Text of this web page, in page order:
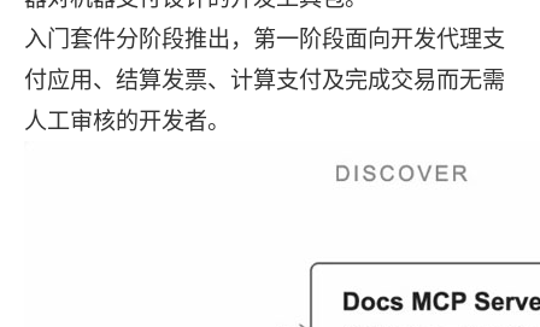
入门套件分阶段推出，第一阶段面向开发代理支
付应用、结算发票、计算支付及完成交易而无需
人工审核的开发者。